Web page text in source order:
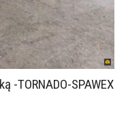
-TORNADO-SPAWEX